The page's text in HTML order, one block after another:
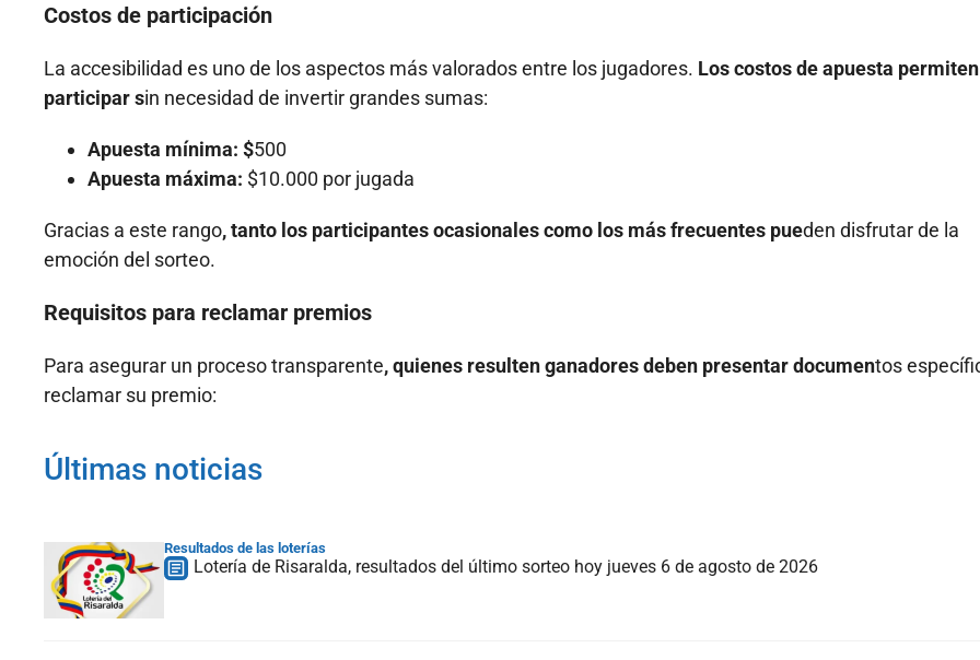
Costos de participación
La accesibilidad es uno de los aspectos más valorados entre los jugadores. Los costos de apuesta permiten
participar sin necesidad de invertir grandes sumas:
Apuesta mínima: $500
Apuesta máxima: $10.000 por jugada
Gracias a este rango, tanto los participantes ocasionales como los más frecuentes pueden disfrutar de la
emoción del sorteo.
Requisitos para reclamar premios
Para asegurar un proceso transparente, quienes resulten ganadores deben presentar documentos
reclamar su premio:
Últimas noticias
Resultados de las loterías
Lotería de Risaralda, resultados del último sorteo hoy jueves 6 de agosto de 2026